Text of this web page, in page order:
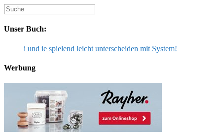
Suche
nach:
Unser Buch:
i und ie spielend leicht unterscheiden mit System!
Werbung